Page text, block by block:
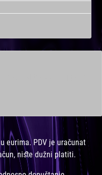
eurima. PDV je uračunat
niste dužni platiti.